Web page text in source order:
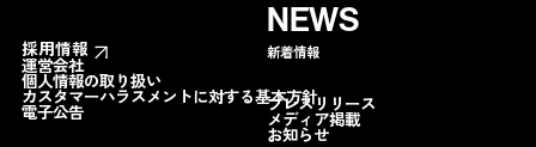
NEWS
新着情報
プレスリリース
メディア掲載
お知らせ
採用情報
運営会社
個人情報の取り扱い
カスタマーハラスメントに対する基本方針
電子公告